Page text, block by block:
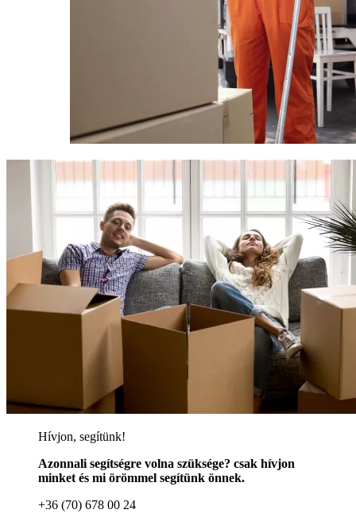
Hívjon, segítünk!
Azonnali segítségre volna szüksége? csak hívjon
minket és mi örömmel segítünk önnek.
+36 (70) 678 00 24